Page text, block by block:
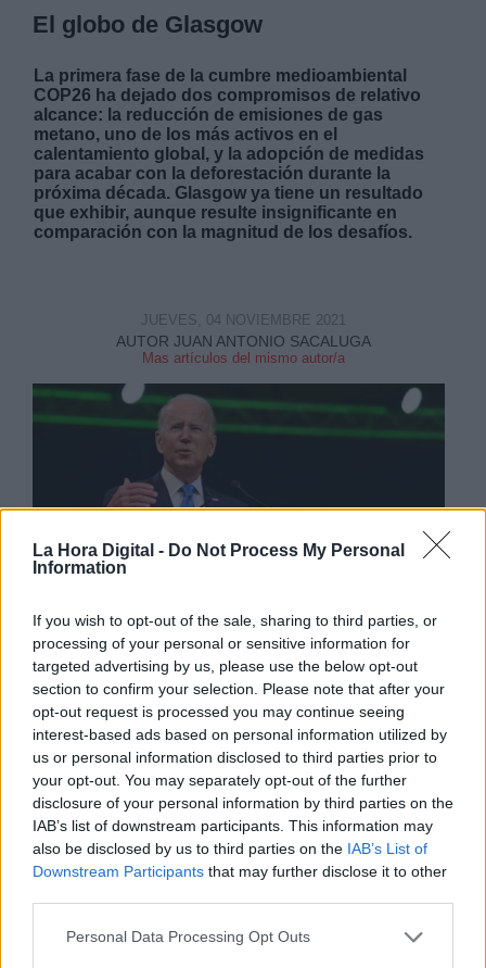
La Hora Digital - Do Not Process My Personal
Information
If you wish to opt-out of the sale, sharing to third parties, or
processing of your personal or sensitive information for
targeted advertising by us, please use the below opt-out
section to confirm your selection. Please note that after your
opt-out request is processed you may continue seeing
interest-based ads based on personal information utilized by
us or personal information disclosed to third parties prior to
your opt-out. You may separately opt-out of the further
disclosure of your personal information by third parties on the
IAB’s list of downstream participants. This information may
also be disclosed by us to third parties on the IAB’s List of
Downstream Participants that may further disclose it to other
Personal Data Processing Opt Outs
El globo de Glasgow
La primera fase de la cumbre medioambiental
COP26 ha dejado dos compromisos de relativo
alcance: la reducción de emisiones de gas
metano, uno de los más activos en el
calentamiento global, y la adopción de medidas
para acabar con la deforestación durante la
próxima década. Glasgow ya tiene un resultado
que exhibir, aunque resulte insignificante en
comparación con la magnitud de los desafíos.
AUTOR JUAN ANTONIO SACALUGA
Mas artículos del mismo autor/a
JUEVES, 04 NOVIEMBRE 2021
La vigésimo sexta edición de estas
conferencias para salvar el planetaseguirá
adelante ahora con la participación de
activistas, científicos, negociantes y
funcionariosque trabajan a diario, desde
intereses y perspectivas diferentes, en el
ilusorio empeño de evitar la catástrofe.
En vísperas de la cumbre,el Panel científico